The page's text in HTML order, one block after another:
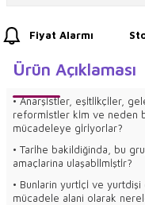
Fiyat Alarmı
Ürün Açıklaması
• Anarşİstler, eşİtlİkçİler,
reformİstler kİm ve neden
mücadeleye gİrİyorlar?
• Tarİhe bakildiğinda, bu
amaçlarina ulaşabİlmİştİr?
• Bunlarin yurtİçİ ve
mücadele alani olarak